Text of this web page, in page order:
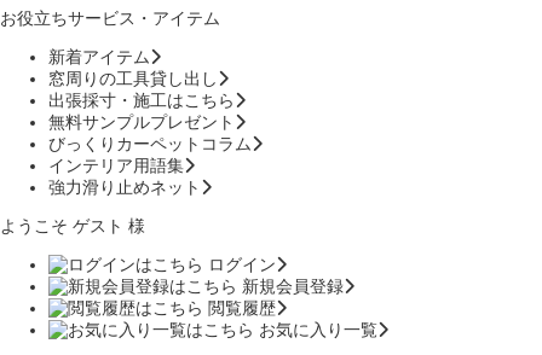
お役立ちサービス・アイテム
新着アイテム
窓周りの工具貸し出し
出張採寸・施工はこちら
無料サンプルプレゼント
びっくりカーペットコラム
インテリア用語集
強力滑り止めネット
ようこそ ゲスト 様
ログイン
新規会員登録
閲覧履歴
お気に入り一覧